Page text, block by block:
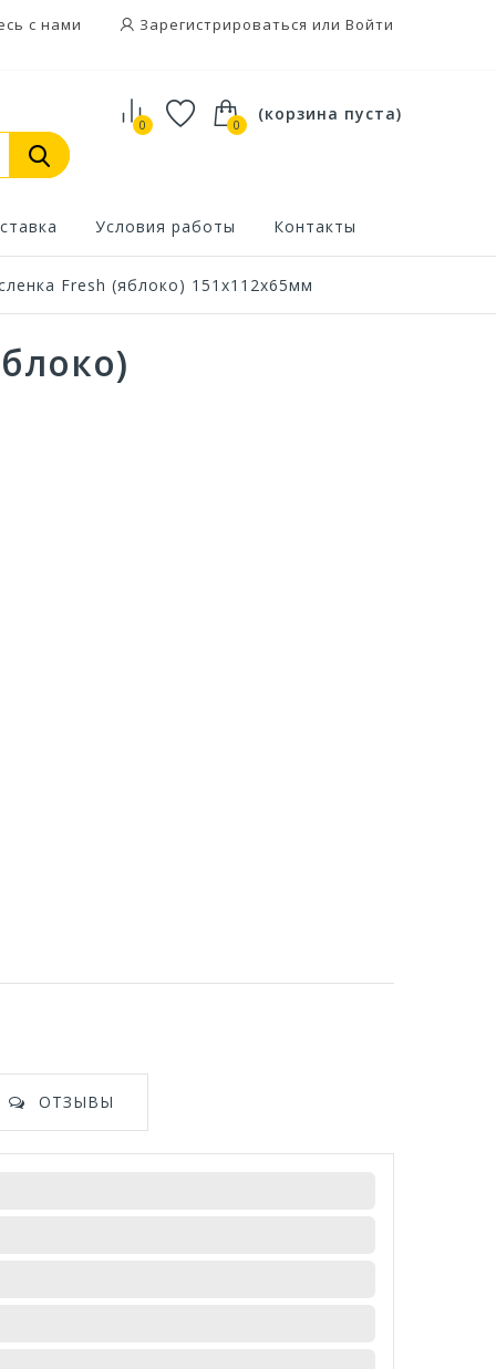
с нами Зарегистрироваться или Войти
0
(корзина пуста)
0
Условия работы Контакты
Fresh (яблоко) 151х112х65мм
ОТЗЫВЫ